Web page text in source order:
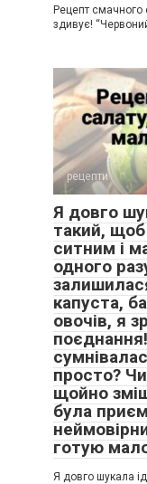
Рецепт смачного
здивує!
рецепти
Я довго
такий,
ситним і
одного
капуста,
овочів, я
просто?
щойно
була
готую
Я довго шукала